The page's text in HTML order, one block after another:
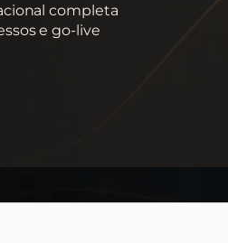
completa
e go-live